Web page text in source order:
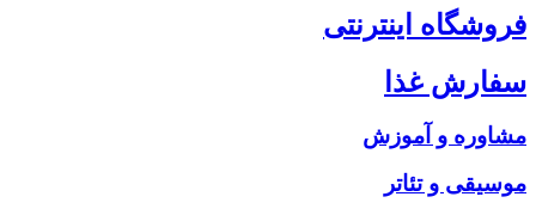
فروشگاه اینترنتی
سفارش غذا
مشاوره و آموزش
موسیقی و تئاتر